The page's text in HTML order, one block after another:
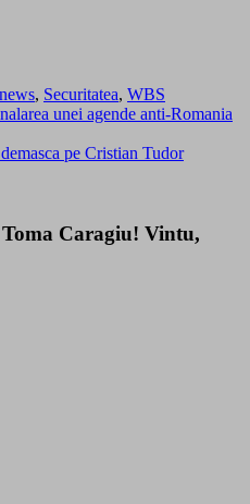
, Securitatea, WBS
unei agende anti-Romania
pe Cristian Tudor
Caragiu! Vintu,